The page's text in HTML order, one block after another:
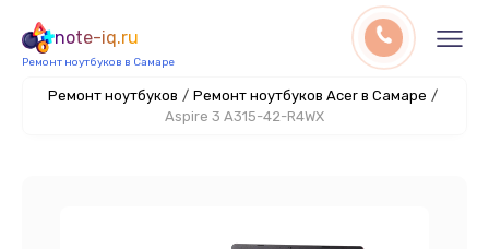
note-iq.ru
Ремонт ноутбуков в Самаре
Ремонт ноутбуков / Ремонт ноутбуков Acer в Самаре /
Aspire 3 A315-42-R4WX